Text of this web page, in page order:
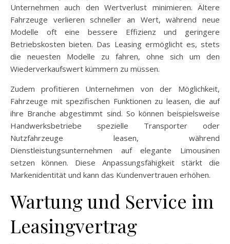
Unternehmen auch den Wertverlust minimieren. Ältere
Fahrzeuge verlieren schneller an Wert, während neue
Modelle oft eine bessere Effizienz und geringere
Betriebskosten bieten. Das Leasing ermöglicht es, stets
die neuesten Modelle zu fahren, ohne sich um den
Wiederverkaufswert kümmern zu müssen.
Zudem profitieren Unternehmen von der Möglichkeit,
Fahrzeuge mit spezifischen Funktionen zu leasen, die auf
ihre Branche abgestimmt sind. So können beispielsweise
Handwerksbetriebe spezielle Transporter oder
Nutzfahrzeuge leasen, während
Dienstleistungsunternehmen auf elegante Limousinen
setzen können. Diese Anpassungsfähigkeit stärkt die
Markenidentität und kann das Kundenvertrauen erhöhen.
Wartung und Service im
Leasingvertrag